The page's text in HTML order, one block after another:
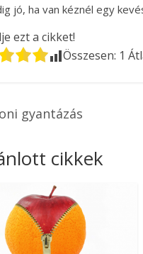
jó, ha van kéznél egy
ezt a cikket!
Összesen: 1
gyantázás
cikkek